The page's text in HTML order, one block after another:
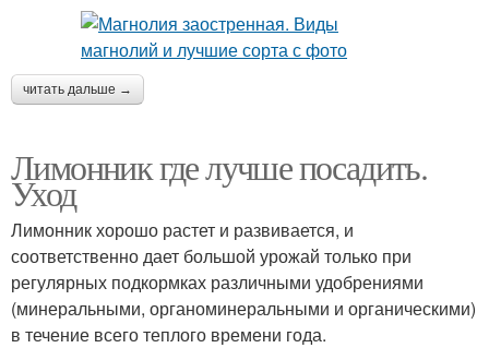
читать дальше →
Лимонник где лучше посадить.
Уход
Лимонник хорошо растет и развивается, и
соответственно дает большой урожай только при
регулярных подкормках различными удобрениями
(минеральными, органоминеральными и органическими)
в течение всего теплого времени года.